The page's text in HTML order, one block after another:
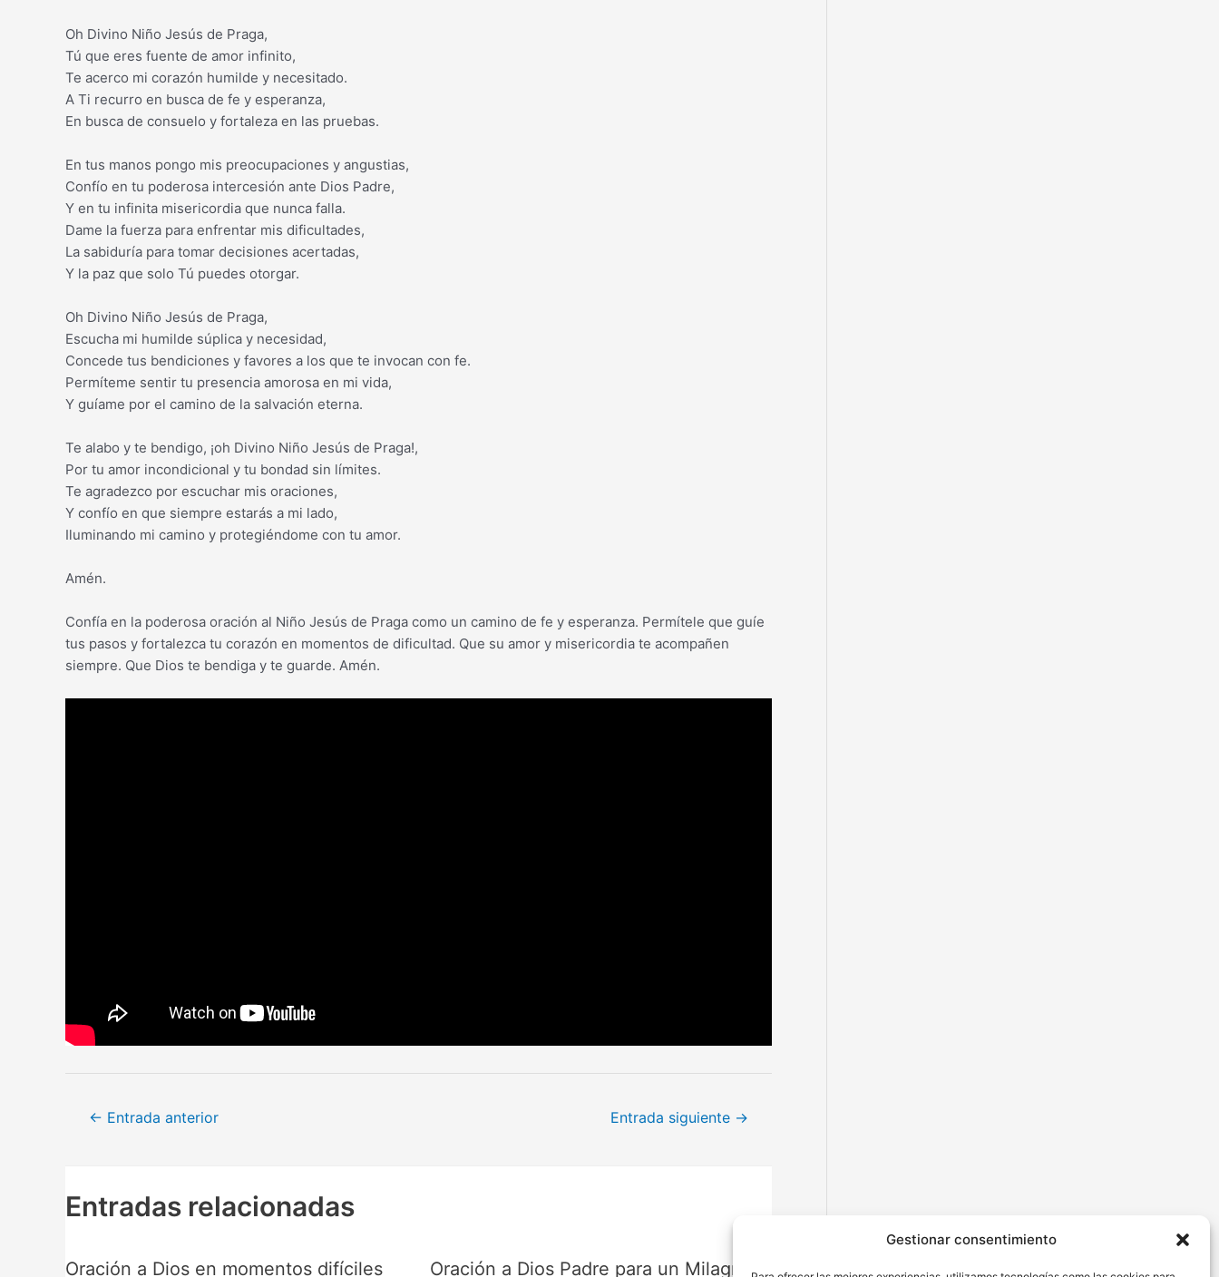
Gestionar consentimiento
Oh Divino Niño Jesús de Praga,
Tú que eres fuente de amor infinito,
Te acerco mi corazón humilde y necesitado.
A Ti recurro en busca de fe y esperanza,
En busca de consuelo y fortaleza en las pruebas.
En tus manos pongo mis preocupaciones y angustias,
Confío en tu poderosa intercesión ante Dios Padre,
Y en tu infinita misericordia que nunca falla.
Dame la fuerza para enfrentar mis dificultades,
La sabiduría para tomar decisiones acertadas,
Y la paz que solo Tú puedes otorgar.
Oh Divino Niño Jesús de Praga,
Escucha mi humilde súplica y necesidad,
Concede tus bendiciones y favores a los que te invocan con fe.
Permíteme sentir tu presencia amorosa en mi vida,
Y guíame por el camino de la salvación eterna.
Te alabo y te bendigo, ¡oh Divino Niño Jesús de Praga!,
Por tu amor incondicional y tu bondad sin límites.
Te agradezco por escuchar mis oraciones,
Y confío en que siempre estarás a mi lado,
Iluminando mi camino y protegiéndome con tu amor.
Amén.
Confía en la poderosa oración al Niño Jesús de Praga como un camino de fe y esperanza. Permítele que guíe
tus pasos y fortalezca tu corazón en momentos de dificultad. Que su amor y misericordia te acompañen
siempre. Que Dios te bendiga y te guarde. Amén.
Navegación
← Entrada anterior Entrada siguiente →
Entradas relacionadas
Oración a Dios en momentos difíciles Oración a Dios Padre para un Milagro